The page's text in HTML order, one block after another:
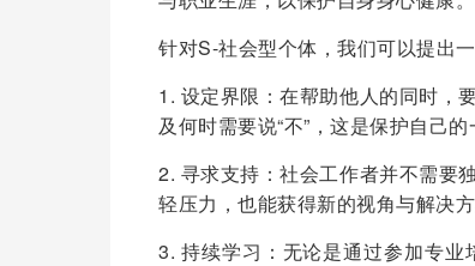
针对S-社会型个体，我们可以提出
1. 设定界限：在帮助他人的同时，
及何时需要说“不”，这是保护自己的
2. 寻求支持：社会工作者并不需要
轻压力，也能获得新的视角与解决方
3. 持续学习：无论是通过参加专